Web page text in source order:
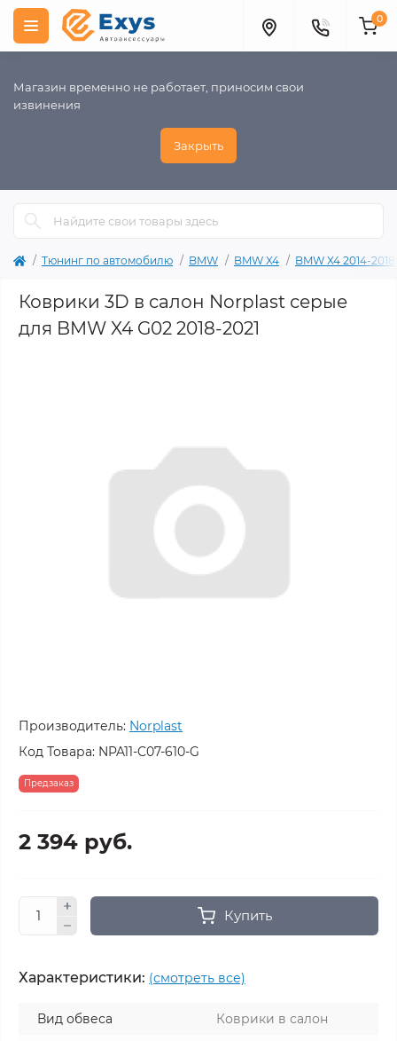
Магазин временно не работает, приносим свои
извинения
Закрыть
0
Тюнинг по автомобилю BMW BMW X4 BMW X4 2014-2018
Коврики 3D в салон Norplast серые
для BMW X4 G02 2018-2021
Производитель: Norplast
Код Товара: NPA11-C07-610-G
Предзаказ
2 394 руб.
Купить
Характеристики: (смотреть все)
Вид обвеса
Коврики в салон